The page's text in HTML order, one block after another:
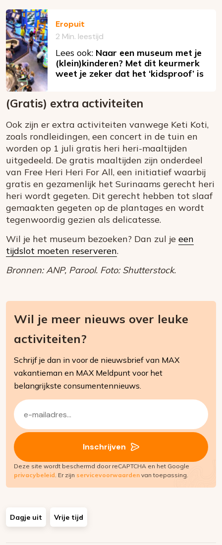
Eropuit
2 Min. leestijd
Lees ook: Naar een museum met je
(klein)kinderen? Met dit keurmerk
weet je zeker dat het ‘kidsproof’ is
(Gratis) extra activiteiten
Ook zijn er extra activiteiten vanwege Keti Koti,
zoals rondleidingen, een concert in de tuin en
worden op 1 juli gratis heri heri-maaltijden
uitgedeeld. De gratis maaltijden zijn onderdeel
van Free Heri Heri For All, een initiatief waarbij
gratis en gezamenlijk het Surinaams gerecht heri
heri wordt gegeten. Dit gerecht hebben tot slaaf
gemaakten gegeten op de plantages en wordt
tegenwoordig gezien als delicatesse.
Wil je het museum bezoeken? Dan zul je een
tijdslot moeten reserveren.
Bronnen: ANP, Parool. Foto: Shutterstock.
Wil je meer nieuws over leuke
activiteiten?
Schrijf je dan in voor de nieuwsbrief van MAX
vakantieman en MAX Meldpunt voor het
belangrijkste consumentennieuws.
E-
mailadres
(Vereist)
Inschrijven
Deze site wordt beschermd door reCAPTCHA en het Google
privacybeleid. Er zijn servicevoorwaarden van toepassing.
Dagje uit Vrije tijd